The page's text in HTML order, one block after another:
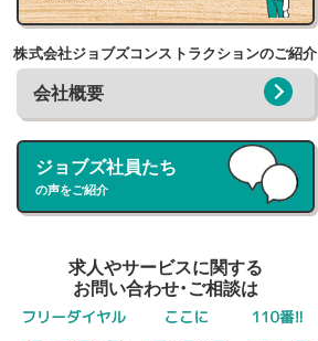
株式会社ジョブズコンストラクションのご紹介
会社概要
ジョブズ社員たち
の声をご紹介
求人やサービスに関する
お問い合わせ・ご相談は